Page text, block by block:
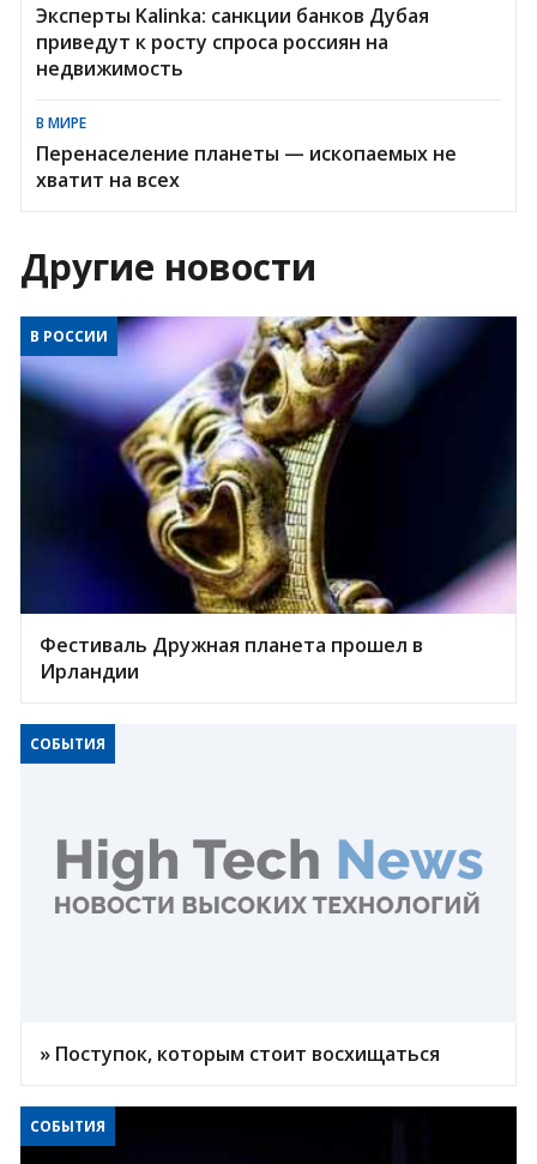
Эксперты Kalinka: санкции банков Дубая
приведут к росту спроса россиян на
недвижимость
В МИРЕ
Перенаселение планеты — ископаемых не
хватит на всех
Другие новости
В РОССИИ
Фестиваль Дружная планета прошел в
Ирландии
СОБЫТИЯ
» Поступок, которым стоит восхищаться
СОБЫТИЯ